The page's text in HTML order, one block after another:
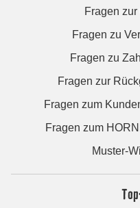
Fragen
Fragen zu
Fragen zu
Fragen zur
Fragen zum
Fragen zum
Muster-